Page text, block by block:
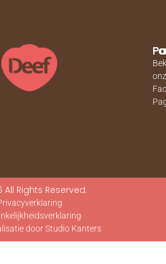
All Rights Reserved.
door Studio Kanters